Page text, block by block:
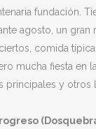
fundación.
agosto, un gran
comida
mucha fiesta en
principales y otros